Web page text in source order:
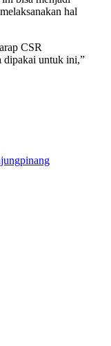
hal
CSR
dipakai untuk ini,”